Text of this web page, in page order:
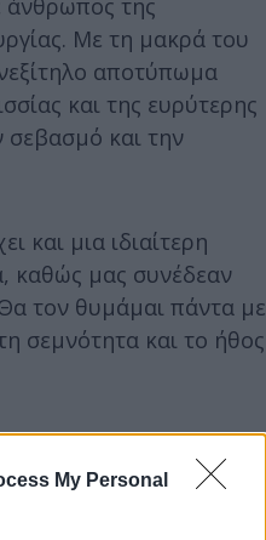
My Personal
άνθρωπος της
Με τη μακρά του
αποτύπωμα
και της ευρύτερης
σεβασμό και την
και μια ιδιαίτερη
καθώς μας συνέδεαν
Θα τον θυμάμαι πάντα με
σεμνότητα και το ήθος
στην
της Κυπαρισσίας